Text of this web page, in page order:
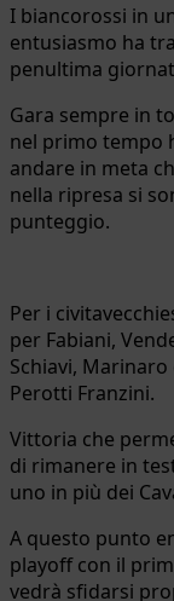
I biancorossi in
entusiasmo ha
penultima
Gara sempre in
nel primo tempo
andare in meta
nella ripresa si
punteggio.
Per i
per Fabiani,
Schiavi,
Perotti Franzini.
Vittoria che
di rimanere in
uno in più dei
A questo punto
playoff con il
vedrà sfidarsi